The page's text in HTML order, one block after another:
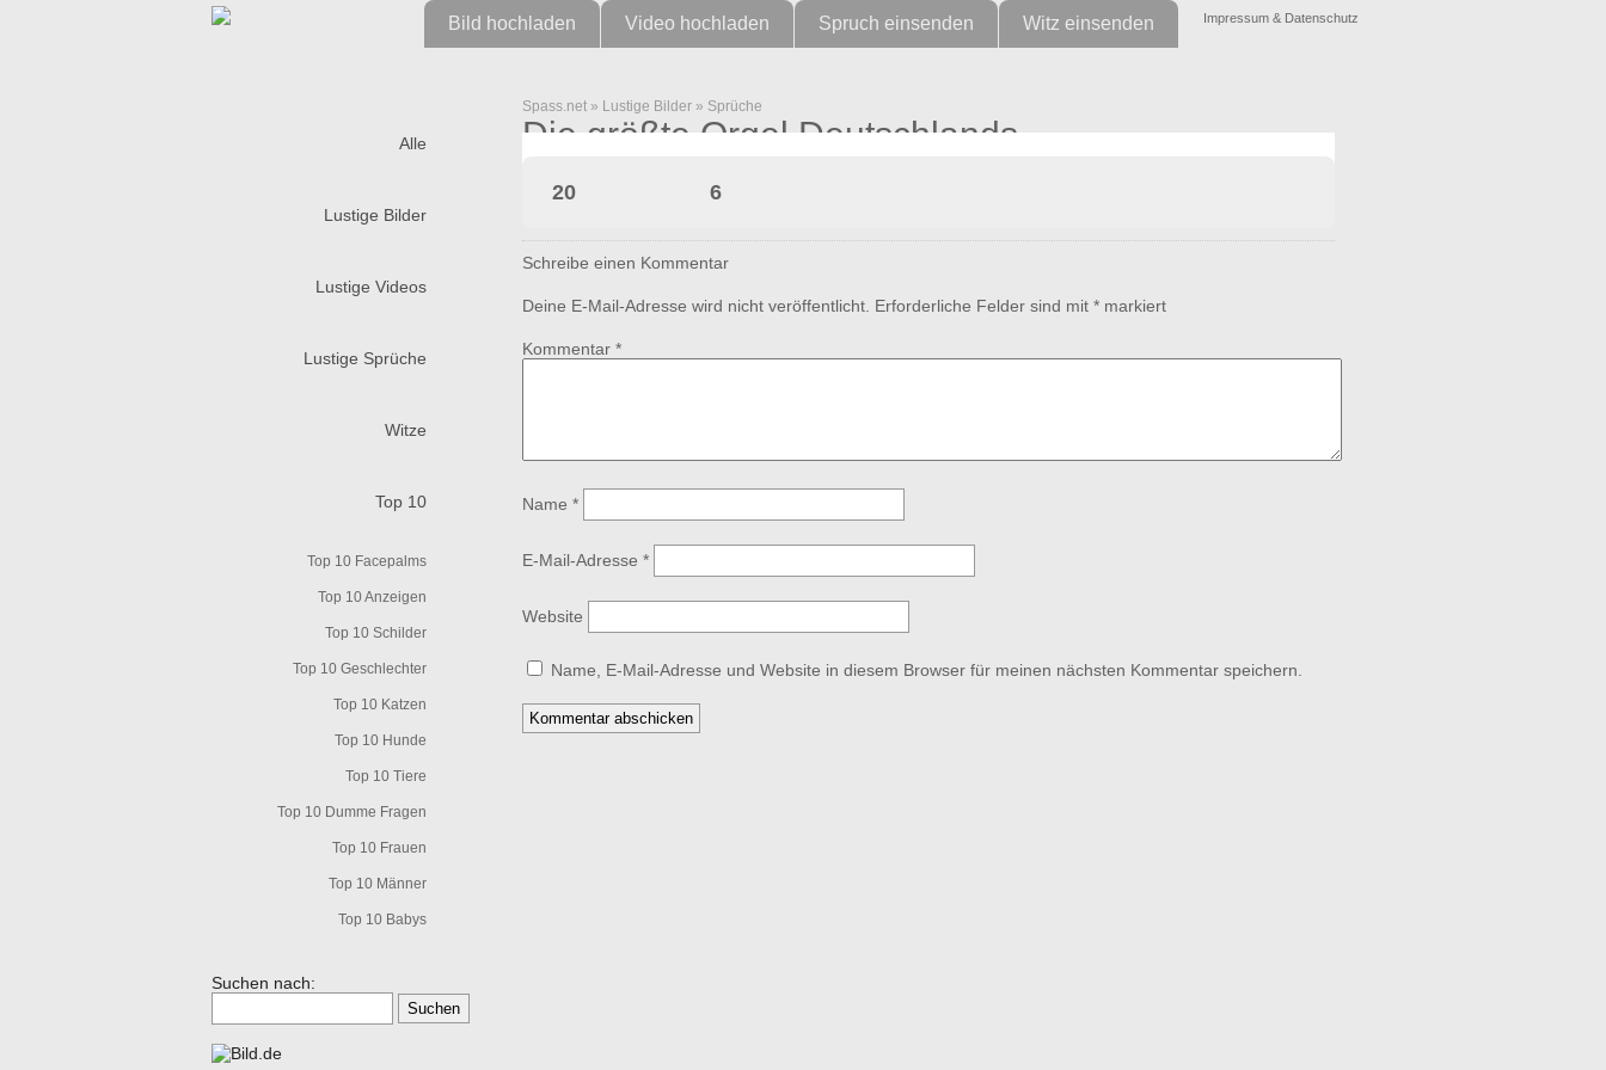
Impressum & Datenschutz
Bild hochladen Video hochladen Spruch einsenden Witz einsenden
Alle
Lustige Bilder
Lustige Videos
Lustige Sprüche
Witze
Top 10
Top 10 Facepalms
Top 10 Anzeigen
Top 10 Schilder
Top 10 Geschlechter
Top 10 Katzen
Top 10 Hunde
Top 10 Tiere
Top 10 Dumme Fragen
Top 10 Frauen
Top 10 Männer
Top 10 Babys
Suchen nach:
Spass.net » Lustige Bilder » Sprüche
Die größte Orgel Deutschlands
20 6
Schreibe einen Kommentar
Deine E-Mail-Adresse wird nicht veröffentlicht. Erforderliche Felder sind mit * markiert
Kommentar *
Name *
E-Mail-Adresse *
Website
Name, E-Mail-Adresse und Website in diesem Browser für meinen nächsten Kommentar speichern.